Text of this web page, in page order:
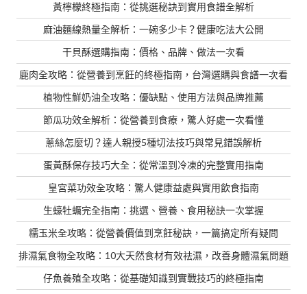
黃檸檬終極指南：從挑選秘訣到實用食譜全解析
麻油麵線熱量全解析：一碗多少卡？健康吃法大公開
干貝酥選購指南：價格、品牌、做法一次看
鹿肉全攻略：從營養到烹飪的終極指南，台灣選購與食譜一次看
植物性鮮奶油全攻略：優缺點、使用方法與品牌推薦
節瓜功效全解析：從營養到食療，驚人好處一次看懂
蔥絲怎麼切？達人親授5種切法技巧與常見錯誤解析
蛋黃酥保存技巧大全：從常溫到冷凍的完整實用指南
皇宮菜功效全攻略：驚人健康益處與實用飲食指南
生蠔牡蠣完全指南：挑選、營養、食用秘訣一次掌握
糯玉米全攻略：從營養價值到烹飪秘訣，一篇搞定所有疑問
排濕氣食物全攻略：10大天然食材有效祛濕，改善身體濕氣問題
仔魚養殖全攻略：從基礎知識到實戰技巧的終極指南